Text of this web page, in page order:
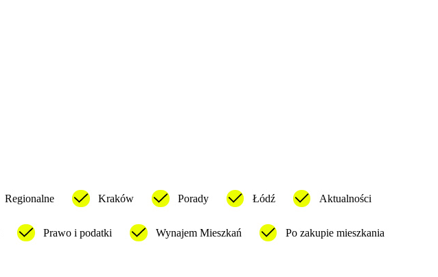
Regionalne Kraków Porady Łódź Aktualności
Prawo i podatki Wynajem Mieszkań Po zakupie mieszkania